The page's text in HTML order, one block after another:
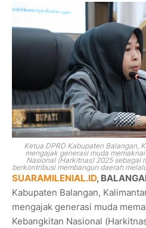
Ketua DPRD Kabupaten Balangan,
mengajak generasi muda
Nasional (Harkitnas) 2025 sebagai
berkontribusi membangun daerah
SUARAMILENIAL.ID,
Kabupaten Balangan,
mengajak generasi muda
Kebangkitan Nasional